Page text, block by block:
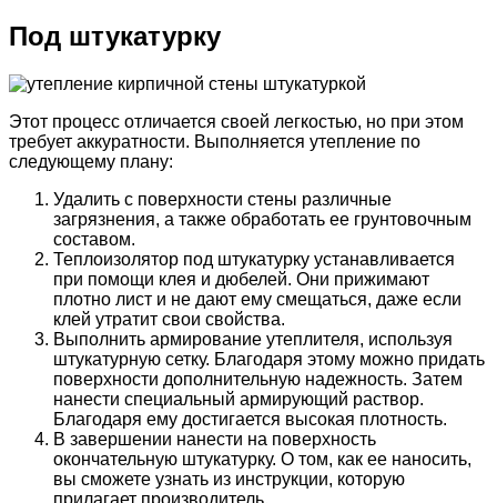
Под штукатурку
Этот процесс отличается своей легкостью, но при этом
требует аккуратности. Выполняется утепление по
следующему плану:
Удалить с поверхности стены различные
загрязнения, а также обработать ее грунтовочным
составом.
Теплоизолятор под штукатурку устанавливается
при помощи клея и дюбелей. Они прижимают
плотно лист и не дают ему смещаться, даже если
клей утратит свои свойства.
Выполнить армирование утеплителя, используя
штукатурную сетку. Благодаря этому можно придать
поверхности дополнительную надежность. Затем
нанести специальный армирующий раствор.
Благодаря ему достигается высокая плотность.
В завершении нанести на поверхность
окончательную штукатурку. О том, как ее наносить,
вы сможете узнать из инструкции, которую
прилагает производитель.